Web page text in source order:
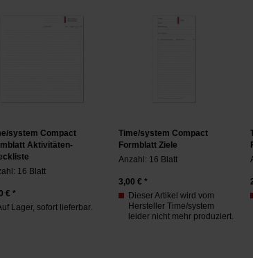
system Compact
Aktivitäten-
16 Blatt
€ *
Lager, sofort lieferbar.
Time/system Compact
Formblatt Ziele
Anzahl: 16 Blatt
3,00 € *
Dieser Artikel wird vom
Hersteller Time/system
leider nicht mehr produziert.